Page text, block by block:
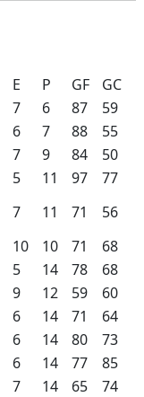
E P GF
GC
7 6 87
59
6 7 88
55
7 9 84
50
5 11 97
77
7 11 71
56
10 10 71
68
5 14 78
68
9 12 59
60
6 14 71
64
6 14 80
73
6 14 77
85
7 14 65
74